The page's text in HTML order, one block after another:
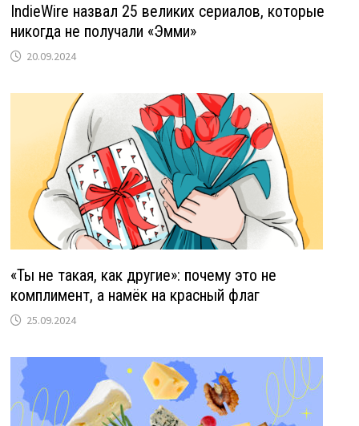
IndieWire назвал 25 великих сериалов, которые
никогда не получали «Эмми»
20.09.2024
«Ты не такая, как другие»: почему это не
комплимент, а намёк на красный флаг
25.09.2024